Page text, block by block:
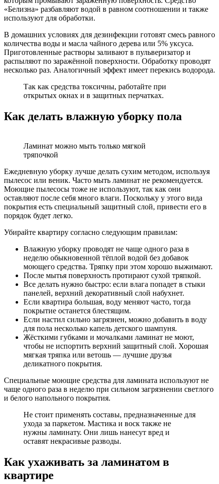
«Белизна» разбавляют водой в равном соотношении и также
используют для обработки.
В домашних условиях для дезинфекции готовят смесь равного
количества воды и масла чайного дерева или 5% уксуса.
Приготовленные растворы заливают в пульверизатор и
распыляют по заражённой поверхности. Обработку проводят
несколько раз. Аналогичный эффект имеет перекись водорода.
Так как средства токсичны, работайте при
открытых окнах и в защитных перчатках.
Как делать влажную уборку пола
Ламинат можно мыть только мягкой
тряпочкой
Ежедневную уборку лучше делать сухим методом, используя
пылесос или веник. Часто мыть ламинат не рекомендуется.
Моющие пылесосы тоже не используют, так как они
оставляют после себя много влаги. Поскольку у этого вида
покрытия есть специальный защитный слой, привести его в
порядок будет легко.
Убирайте квартиру согласно следующим правилам:
Влажную уборку проводят не чаще одного раза в
неделю обыкновенной тёплой водой без добавок
моющего средства. Тряпку при этом хорошо выжимают.
После мытья поверхность протирают сухой тряпкой.
Все делать нужно быстро: если влага попадет в стыки
панелей, верхний декоративный слой набухнет.
Если квартира большая, воду меняют часто, тогда
покрытие останется блестящим.
Если настил сильно загрязнен, можно добавить в воду
для пола несколько капель детского шампуня.
Жёсткими губками и мочалками ламинат не моют,
чтобы не испортить верхний защитный слой. Хорошая
мягкая тряпка или ветошь — лучшие друзья
деликатного покрытия.
Специальные моющие средства для ламината используют не
чаще одного раза в неделю при сильном загрязнении светлого
и белого напольного покрытия.
Не стоит применять составы, предназначенные для
ухода за паркетом. Мастика и воск также не
нужны ламинату. Они лишь нанесут вред и
оставят некрасивые разводы.
Как ухаживать за ламинатом в
квартире